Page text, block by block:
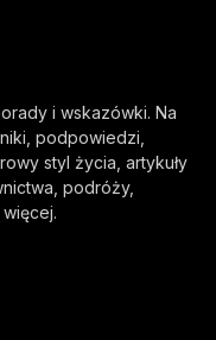
i wskazówki. Na
podpowiedzi,
styl życia, artykuły
podróży,